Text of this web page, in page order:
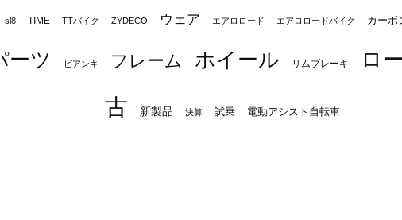
sl8 TIME TTバイク ZYDECO ウェア エアロロード エアロロードバイク カーボ
ーツ ビアンキ フレーム ホイール リムブレーキ ロ
古 新製品 決算 試乗 電動アシスト自転車